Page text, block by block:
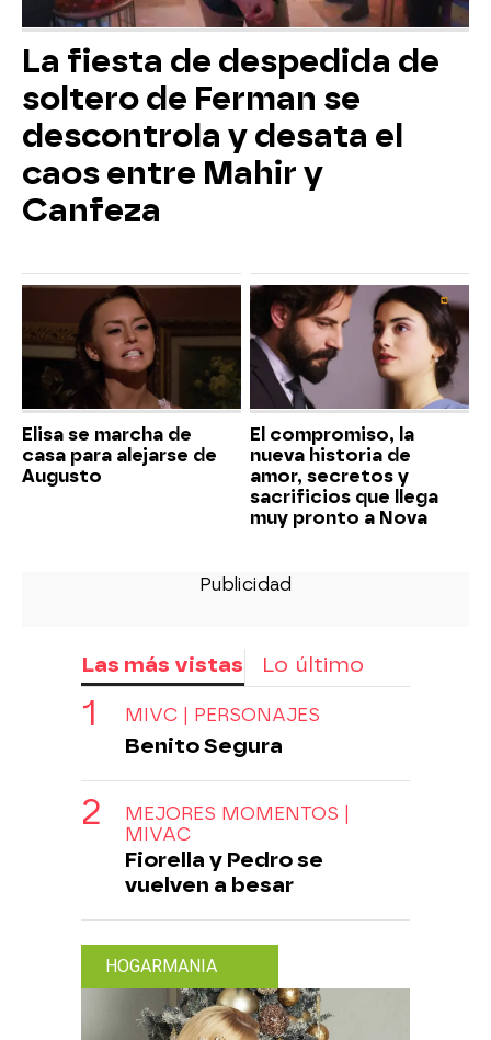
La fiesta de despedida de
soltero de Ferman se
descontrola y desata el
caos entre Mahir y
Canfeza
Elisa se marcha de
casa para alejarse de
Augusto
El compromiso, la
nueva historia de
amor, secretos y
sacrificios que llega
muy pronto a Nova
Las más vistas Lo último
MIVC | PERSONAJES
Benito Segura
MEJORES MOMENTOS |
MIVAC
Fiorella y Pedro se
vuelven a besar
HOGARMANIA